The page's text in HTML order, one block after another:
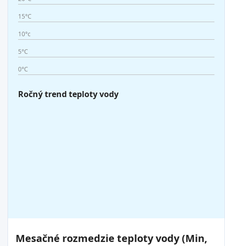
15°C
10°c
5°C
0°C
Ročný trend teploty vody
Mesačné rozmedzie teploty vody (Min,